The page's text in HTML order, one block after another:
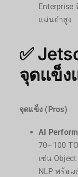
แม่นยำสูง
✅
จุดแข็ง
จุดแข็ง (Pros)
AI
70–100
เช่น
NLP พร้อม